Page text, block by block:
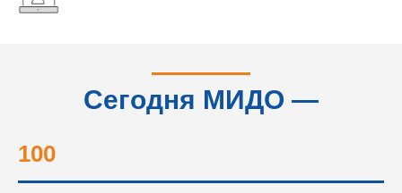
Сегодня МИДО —
100